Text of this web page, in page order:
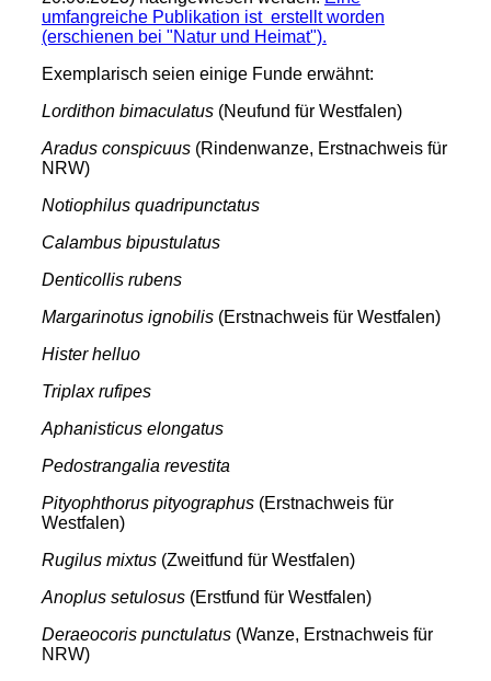
umfangreiche Publikation ist erstellt worden
(erschienen bei "Natur und Heimat").
Exemplarisch seien einige Funde erwähnt:
Lordithon bimaculatus (Neufund für Westfalen)
Aradus conspicuus(Rindenwanze, Erstnachweis für
NRW)
Notiophilus quadripunctatus
Calambus bipustulatus
Denticollis rubens
Margarinotus ignobilis(Erstnachweis für Westfalen)
Hister helluo
Triplax rufipes
Aphanisticus elongatus
Pedostrangalia revestita
Pityophthorus pityographus(Erstnachweis für
Westfalen)
Rugilus mixtus(Zweitfund für Westfalen)
Anoplus setulosus (Erstfund für Westfalen)
Deraeocoris punctulatus(Wanze, Erstnachweis für
NRW)